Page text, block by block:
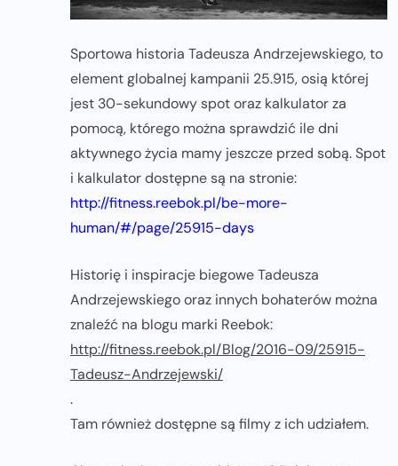
Sportowa historia Tadeusza Andrzejewskiego, to
element globalnej kampanii 25.915, osią której
jest 30-sekundowy spot oraz kalkulator za
pomocą, którego można sprawdzić ile dni
aktywnego życia mamy jeszcze przed sobą. Spot
i kalkulator dostępne są na stronie:
http://fitness.reebok.pl/be-more-
human/#/page/25915-days
Historię i inspiracje biegowe Tadeusza
Andrzejewskiego oraz innych bohaterów można
znaleźć na blogu marki Reebok:
http://fitness.reebok.pl/Blog/2016-09/25915-
Tadeusz-Andrzejewski/
.
Tam również dostępne są filmy z ich udziałem.